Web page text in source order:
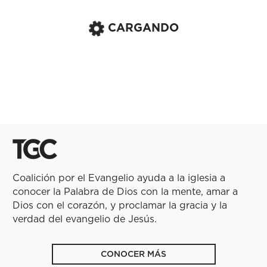
CARGANDO
Coalición por el Evangelio ayuda a la iglesia a
conocer la Palabra de Dios con la mente, amar a
Dios con el corazón, y proclamar la gracia y la
verdad del evangelio de Jesús.
CONOCER MÁS